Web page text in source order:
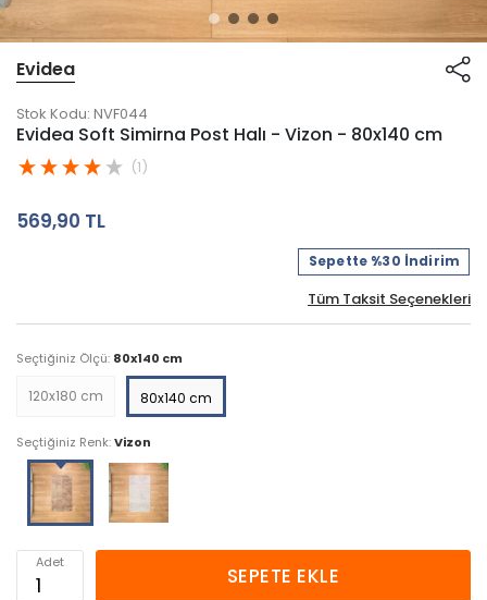
Evidea
Stok Kodu: NVF044
Evidea Soft Simirna Post Halı - Vizon - 80x140 cm
(1)
569,90 TL
Sepette %30 İndirim
Tüm Taksit Seçenekleri
Seçtiğiniz Ölçü: 80x140 cm
120x180 cm 80x140 cm
Seçtiğiniz Renk:Vizon
Adet
SEPETE EKLE